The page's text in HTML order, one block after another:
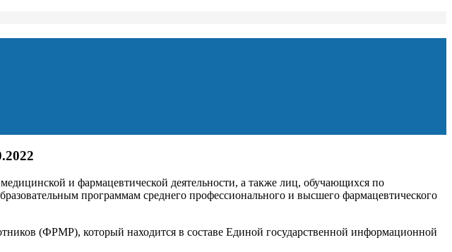
и фармацевтической деятельности, а также лиц, обучающихся по
программам среднего профессионального и высшего фармацевтического
(ФРМР), который находится в составе Единой государственной информационной